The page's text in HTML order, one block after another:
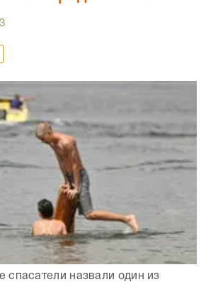
спасатели назвали один из